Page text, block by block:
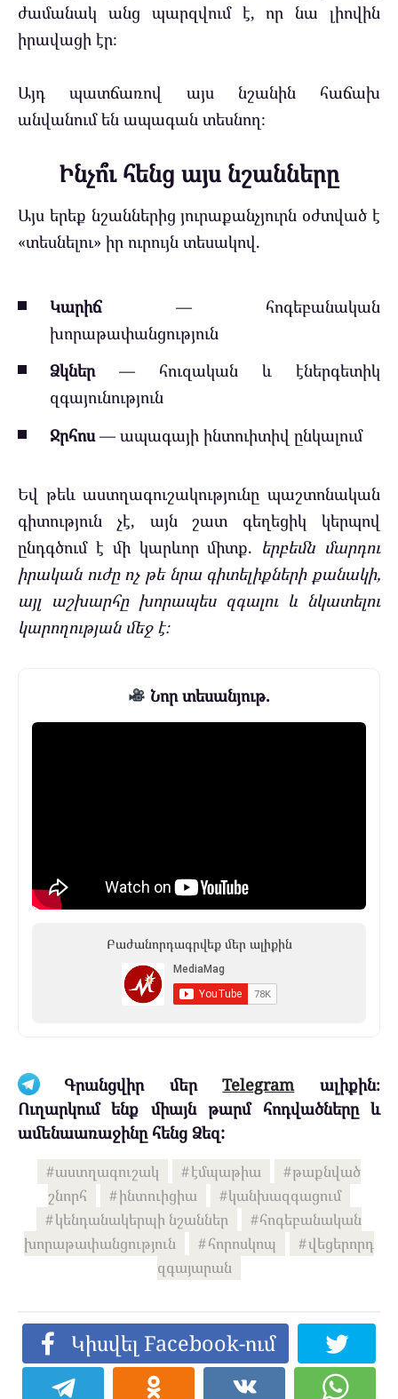
ժամանակ անց պարզվում է, որ նա լիովին
իրավացի էր։
Այդ պատճառով այս նշանին հաճախ
անվանում են ապագան տեսնող։
Ինչո՞ւ հենց այս նշանները
Այս երեք նշաններից յուրաքանչյուրն օժտված է
«տեսնելու» իր ուրույն տեսակով.
Կարիճ— հոգեբանական
խորաթափանցություն
Ձկներ— հուզական և էներգետիկ
զգայունություն
Ջրհոս— ապագայի ինտուիտիվ ընկալում
Եվ թեև աստղագուշակությունը պաշտոնական
գիտություն չէ, այն շատ գեղեցիկ կերպով
ընդգծում է մի կարևոր միտք. երբեմն մարդու
իրական ուժը ոչ թե նրա գիտելիքների քանակի,
այլ աշխարհը խորապես զգալու և նկատելու
կարողության մեջ է։
Նոր տեսանյութ.
Բաժանորդագրվեք մեր ալիքին
Գրանցվիր մերTelegramալիքին։
Ուղարկում ենք միայն թարմ հոդվածները և
ամենաառաջինը հենց Ձեզ:
աստղագուշակ էմպաթիա
թաքնված
շնորհ
ինտուիցիա
կանխազգացում
կենդանակերպի նշաններ
հոգեբանական
խորաթափանցություն
հորոսկոպ
վեցերորդ
զգայարան
Կիսվել Facebook-ում